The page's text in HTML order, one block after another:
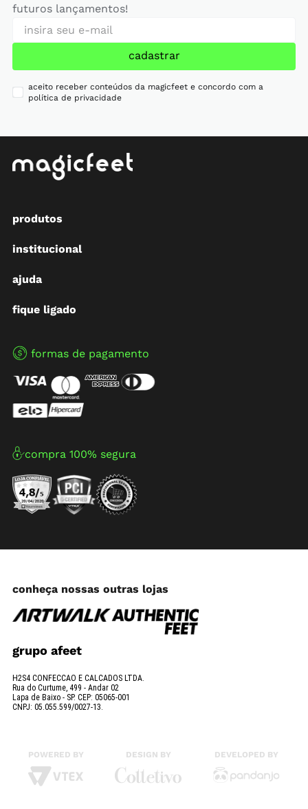
futuros lançamentos!
cadastrar
aceito receber conteúdos da magicfeet e concordo com a
política de privacidade
produtos
institucional
ajuda
fique ligado
formas de pagamento
compra 100% segura
conheça nossas outras lojas
grupo afeet
H2S4 CONFECCAO E CALCADOS LTDA.
Rua do Curtume, 499 - Andar 02
Lapa de Baixo - SP. CEP: 05065-001
CNPJ: 05.055.599/0027-13.
POWERED BY DESIGN BY DEVELOPED BY